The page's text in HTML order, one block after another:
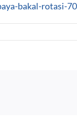
bakal-rotasi-